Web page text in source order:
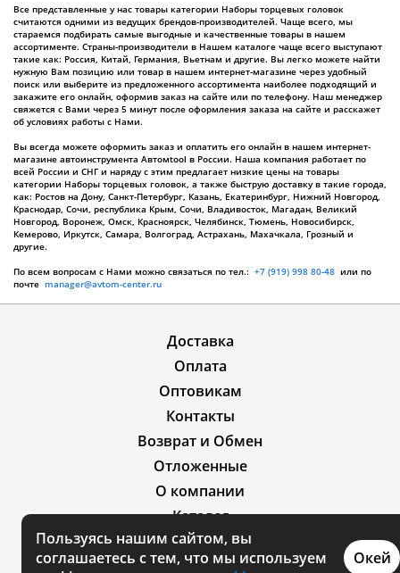
Все представленные у нас товары категории Наборы торцевых головок
считаются одними из ведущих брендов-производителей. Чаще всего, мы
стараемся подбирать самые выгодные и качественные товары в нашем
ассортименте. Страны-производители в Нашем каталоге чаще всего выступают
такие как: Россия, Китай, Германия, Вьетнам и другие. Вы легко можете найти
нужную Вам позицию или товар в нашем интернет-магазине через удобный
поиск или выберите из предложенного ассортимента наиболее подходящий и
закажите его онлайн, оформив заказ на сайте или по телефону. Наш менеджер
свяжется с Вами через 5 минут после оформления заказа на сайте и расскажет
об условиях работы с Нами.
Вы всегда можете оформить заказ и оплатить его онлайн в нашем интернет-
магазине автоинструмента Автомtool в России. Наша компания работает по
всей России и СНГ и наряду с этим предлагает низкие цены на товары
категории Наборы торцевых головок, а также быструю доставку в такие города,
как: Ростов на Дону, Санкт-Петербург, Казань, Екатеринбург, Нижний Новгород,
Краснодар, Сочи, республика Крым, Сочи, Владивосток, Магадан, Великий
Новгород, Воронеж, Омск, Красноярск, Челябинск, Тюмень, Новосибирск,
Кемерово, Иркутск, Самара, Волгоград, Астрахань, Махачкала, Грозный и
другие.
По всем вопросам с Нами можно связаться по тел.: +7 (919) 998 80-48 или по
почте manager@avtom-center.ru
Доставка
Оплата
Оптовикам
Контакты
Возврат и Обмен
Отложенные
О компании
Каталог
Акции
Пользуясь нашим сайтом, вы
соглашаетесь с тем, что мы используем
Окей